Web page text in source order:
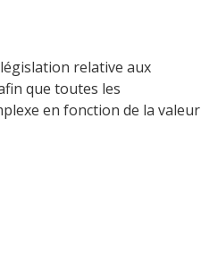
relative aux
que toutes les
en fonction de la valeur